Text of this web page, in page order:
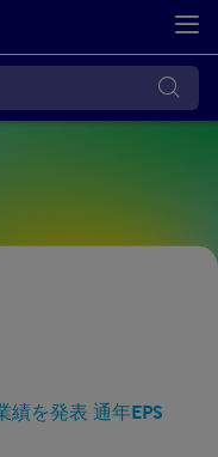
を発表 通年EPS